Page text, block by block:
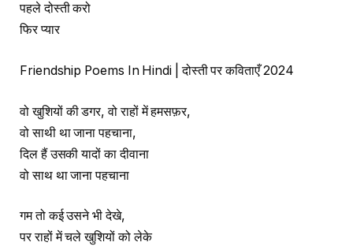
पहले दोस्ती करो
फिर प्यार
Friendship Poems In Hindi | दोस्ती पर कविताएँ 2024
वो खुशियों की डगर, वो राहों में हमसफ़र,
वो साथी था जाना पहचाना,
दिल हैं उसकी यादों का दीवाना
वो साथ था जाना पहचाना
गम तो कई उसने भी देखे,
पर राहों में चले खुशियों को लेके